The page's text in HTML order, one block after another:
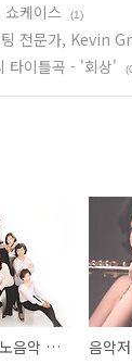
케이스 (1)
전문가, Kevin
타이틀곡 - '회상'
​THE PIANO 피아노음악 2015년 10월호 <UND>발매소식